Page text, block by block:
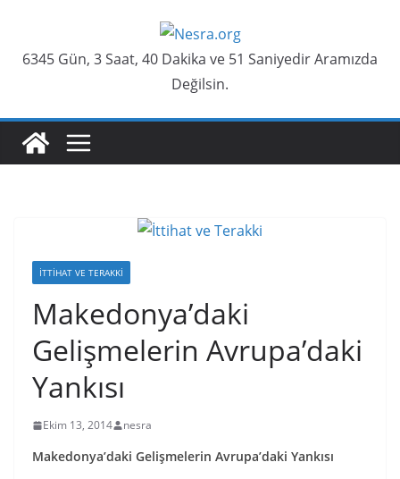
content
6345 Gün, 3 Saat, 40 Dakika ve 51 Saniyedir Aramızda
Değilsin.
İTTIHAT VE TERAKKI
Makedonya’daki
Gelişmelerin Avrupa’daki
Yankısı
Ekim 13, 2014 nesra
Makedonya’daki Gelişmelerin Avrupa’daki Yankısı